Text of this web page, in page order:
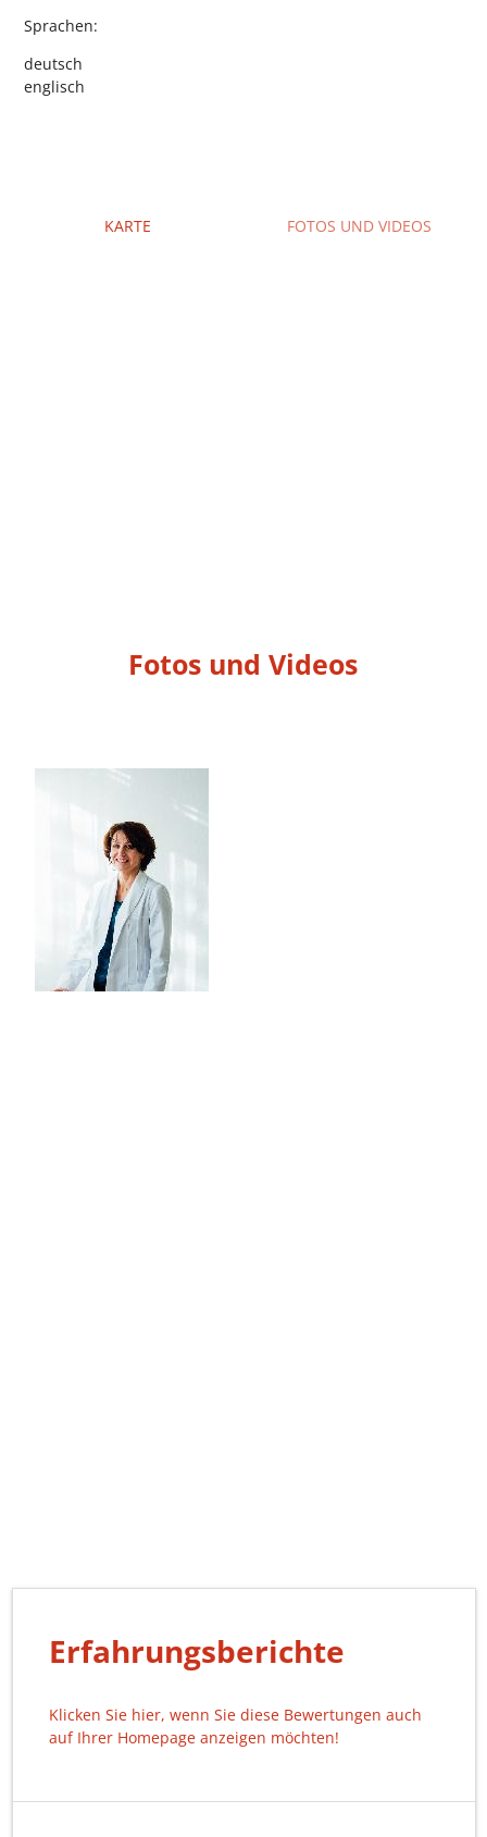
Sprachen:
deutsch
englisch
KARTE FOTOS UND VIDEOS
Fotos und Videos
Erfahrungsberichte
Klicken Sie hier, wenn Sie diese Bewertungen auch
auf Ihrer Homepage anzeigen möchten!